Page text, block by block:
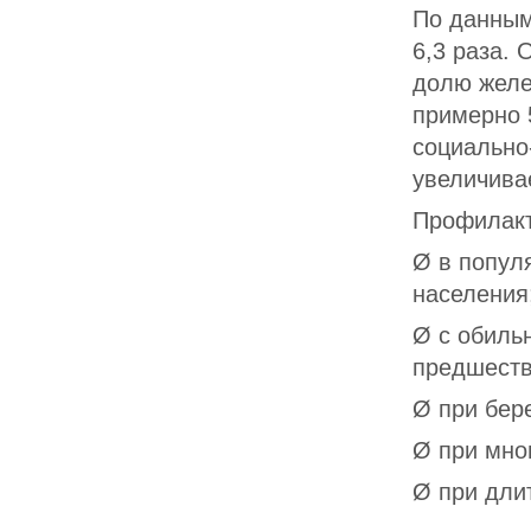
По
6,3 раза.
долю
примерно
Ø в
Ø с
Ø при
Ø при
Ø при